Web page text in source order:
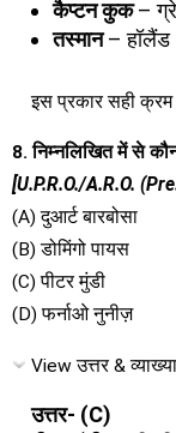
कैप्टन कुक–
तस्मान– हॉलैंड
इस प्रकार सही क्रम
8. निम्नलिखित में से
[U.P.R.O./A.R.O.
(A) दुआर्ट बारबोसा
(B) डोमिंगो पायस
(C) पीटर मुंडी
(D) फर्नाओ नुनीज़
View उत्तर & व्याख्या
उत्तर- (C)